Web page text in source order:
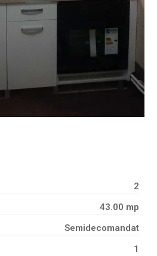
2
43.00 mp
Semidecomandat
1